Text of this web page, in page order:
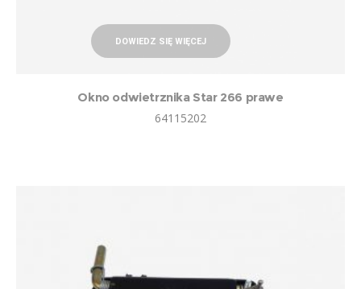
DOWIEDZ SIĘ WIĘCEJ
Okno odwietrznika Star 266 prawe
64115202